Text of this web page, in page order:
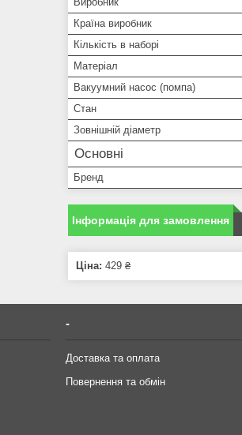
Країна виробник
Кількість в наборі
Матеріал
Вакуумний насос (помпа)
Стан
Зовнішній діаметр
Основні
Бренд
Інформація для замовлення
Ціна: 429 ₴
-
Доставка та оплата
Повернення та обмін